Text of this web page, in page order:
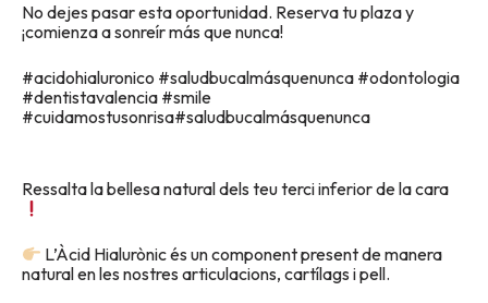
No dejes pasar esta oportunidad. Reserva tu plaza y
¡comienza a sonreír más que nunca!
#acidohialuronico #saludbucalmásquenunca #odontologia
#dentistavalencia #smile
#cuidamostusonrisa#saludbucalmásquenunca
Ressalta la bellesa natural dels teu terci inferior de la cara
L’Àcid Hialurònic és un component present de manera
natural en les nostres articulacions, cartílags i pell.